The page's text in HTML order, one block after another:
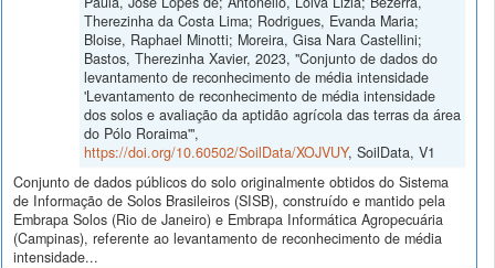
Therezinha da Costa Lima; Rodrigues, Evanda Maria;
Bloise, Raphael Minotti; Moreira, Gisa Nara Castellini;
Bastos, Therezinha Xavier, 2023, "Conjunto de dados do
levantamento de reconhecimento de média intensidade
'Levantamento de reconhecimento de média intensidade
dos solos e avaliação da aptidão agrícola das terras da área
do Pólo Roraima'",
https://doi.org/10.60502/SoilData/XOJVUY, SoilData, V1
Conjunto de dados públicos do solo originalmente obtidos do Sistema
de Informação de Solos Brasileiros (SISB), construído e mantido pela
Embrapa Solos (Rio de Janeiro) e Embrapa Informática Agropecuária
(Campinas), referente ao levantamento de reconhecimento de média
intensidade...